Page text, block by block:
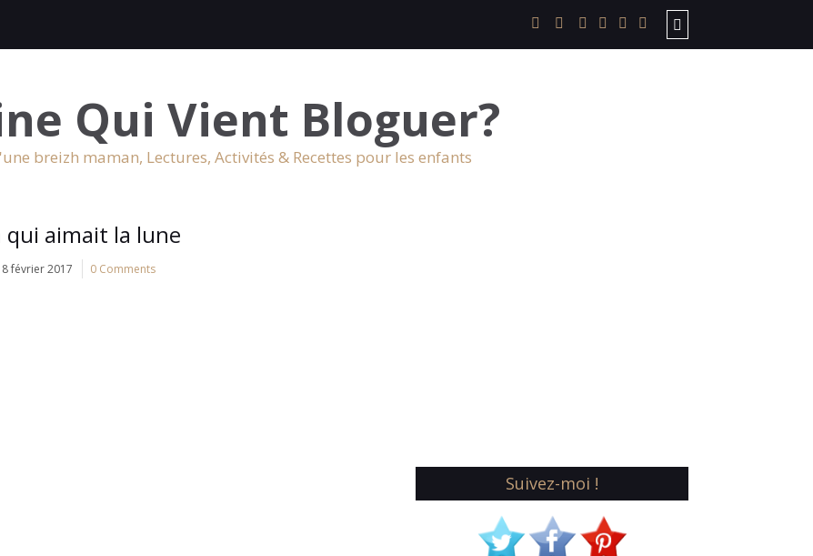
Qui Vient Bloguer?
breizh maman, Lectures, Activités & Recettes pour les enfants
qui aimait la lune
8 février 2017 0 Comments
Suivez-moi !